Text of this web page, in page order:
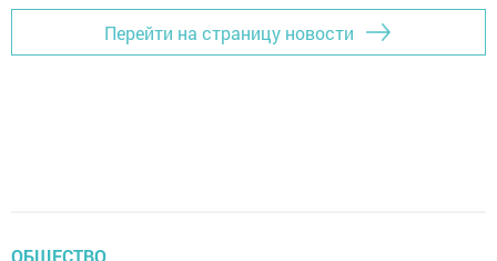
Перейти на страницу новости
ОБЩЕСТВО